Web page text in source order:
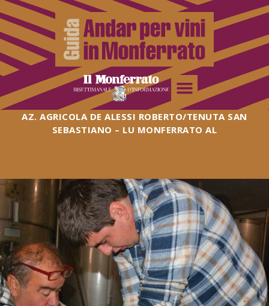
AZ. AGRICOLA DE ALESSI ROBERTO/TENUTA SAN
SEBASTIANO – LU MONFERRATO AL